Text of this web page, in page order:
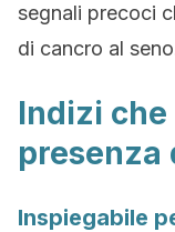
segnali precoci
di cancro al
Indizi
presenza
Inspiegabile